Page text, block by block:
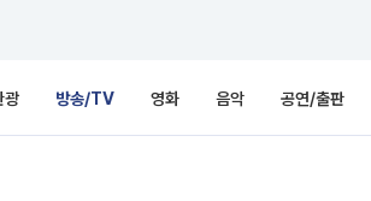
광 방송/TV 영화 음악 공연/출판